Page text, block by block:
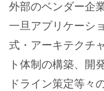
外部のベンダー企
一旦アプリケーシ
式・アーキテクチ
ト体制の構築、開
ドライン策定等々